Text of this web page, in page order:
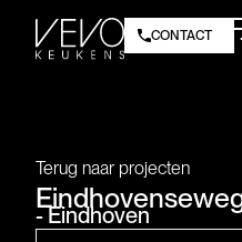
CONTACT
Terug naar projecten
- Eindhoven